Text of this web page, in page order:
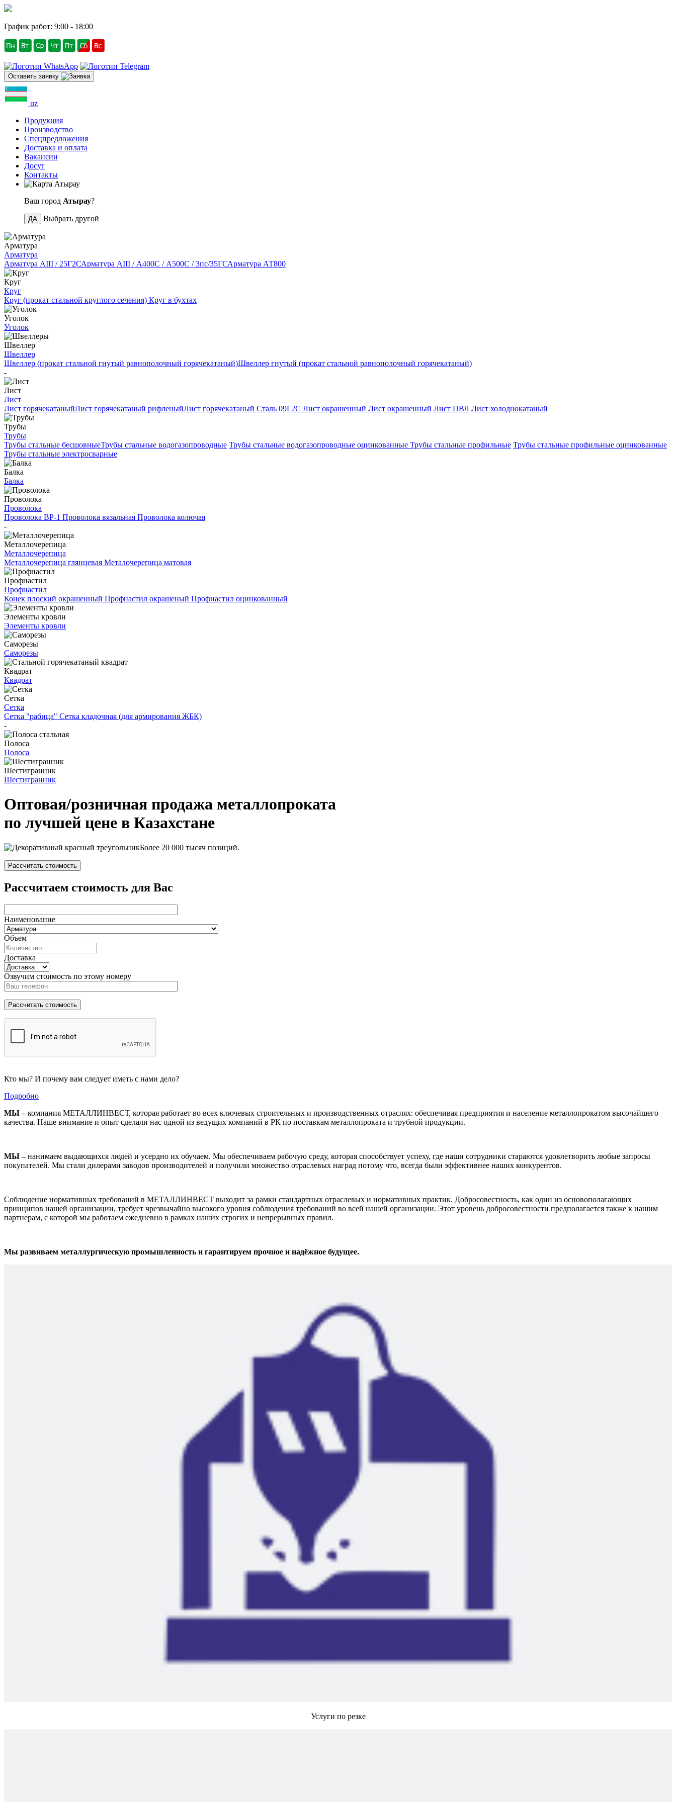
График работ: 9:00 - 18:00
Оставить заявку
uz
Продукция
Производство
Спецпредложения
Доставка и оплата
Вакансии
Досуг
Контакты
Атырау
Ваш город Атырау?
ДА Выбрать другой
Арматура
Арматура
Арматура АIII / 25Г2САрматура АIII / А400С / А500С / 3пс/35ГСАрматура АТ800
Круг
Круг
Круг (прокат стальной круглого сечения) Круг в бухтах
Уголок
Уголок
Швеллер
Швеллер
Швеллер (прокат стальной гнутый равнополочный горячекатаный)Швеллер гнутый (прокат стальной равнополочный горячекатаный)
-
Лист
Лист
Лист горячекатаныйЛист горячекатаный рифленыйЛист горячекатаный Сталь 09Г2С Лист окрашенный Лист окрашенный Лист ПВЛ Лист холоднокатаный
Трубы
Трубы
Трубы стальные бесшовныеТрубы стальные водогазопроводные Трубы стальные водогазопроводные оцинкованные Трубы стальные профильные Трубы стальные профильные оцинкованные
Трубы стальные электросварные
Балка
Балка
Проволока
Проволока
Проволока ВР-1 Проволока вязальная Проволока колючая
-
Металлочерепица
Металлочерепица
Металлочерепица глянцевая Металочерепица матовая
Профнастил
Профнастил
Конек плоский окрашенный Профнастил окрашеный Профнастил оцинкованный
Элементы кровли
Элементы кровли
Саморезы
Саморезы
Квадрат
Квадрат
Сетка
Сетка
Сетка "рабица" Сетка кладочная (для армирования ЖБК)
-
Полоса
Полоса
Шестигранник
Шестигранник
Оптовая/розничная продажа металлопроката
по лучшей цене в Казахстане
Более 20 000 тысяч позиций.
Рассчитать стоимость
Рассчитаем стоимость для Вас
Наименование
Объем
Доставка
Озвучим стоимость по этому номеру
Кто мы? И почему вам следует иметь с нами дело?
Подробно
МЫ –компания МЕТАЛЛИНВЕСТ, которая работает во всех ключевых строительных и производственных отраслях: обеспечивая предприятия и население металлопрокатом высочайшего
качества. Наше внимание и опыт сделали нас одной из ведущих компаний в РК по поставкам металлопроката и трубной продукции.
МЫ –нанимаем выдающихся людей и усердно их обучаем. Мы обеспечиваем рабочую среду, которая способствует успеху, где наши сотрудники стараются удовлетворить любые запросы
покупателей. Мы стали дилерами заводов производителей и получили множество отраслевых наград потому что, всегда были эффективнее наших конкурентов.
Соблюдение нормативных требований в МЕТАЛЛИНВЕСТ выходит за рамки стандартных отраслевых и нормативных практик. Добросовестность, как один из основополагающих
принципов нашей организации, требует чрезвычайно высокого уровня соблюдения требований во всей нашей организации. Этот уровень добросовестности предполагается также к нашим
партнерам, с которой мы работаем ежедневно в рамках наших строгих и непрерывных правил.
Мы развиваем металлургическую промышленность и гарантируем прочное и надёжное будущее.
Услуги по резке